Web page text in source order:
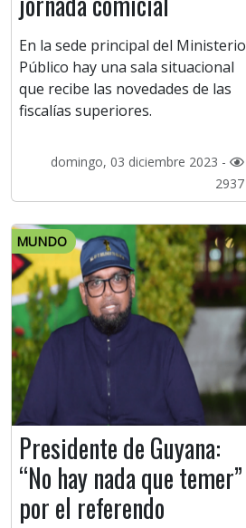
En la sede principal del Ministerio
Público hay una sala situacional
que recibe las novedades de las
fiscalías superiores.
domingo, 03 diciembre 2023 -
2937
MUNDO
Presidente de Guyana:
“No hay nada que temer”
por el referendo